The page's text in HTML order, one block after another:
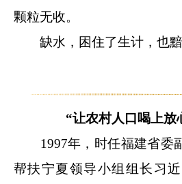
颗粒无收。
缺水，困住了生计，也黯
“让农村人口喝上放
1997年，时任福建省委
帮扶宁夏领导小组组长习